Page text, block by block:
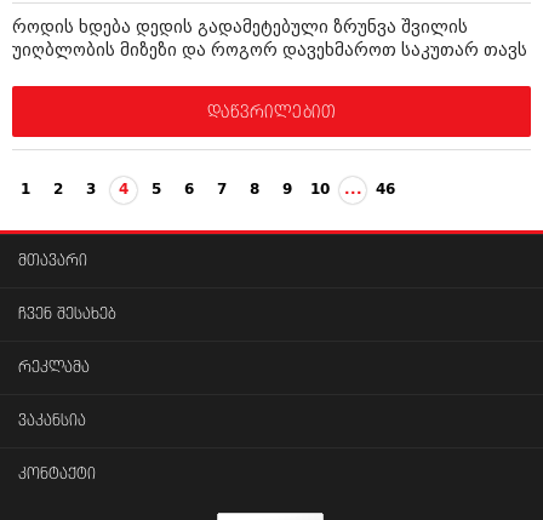
როდის ხდება დედის გადამეტებული ზრუნვა შვილის
უიღბლობის მიზეზი და როგორ დავეხმაროთ საკუთარ თავს
დაწვრილებით
1 2 3 4 5 6 7 8 9 10 ... 46
მთავარი
ჩვენ შესახებ
რეკლამა
ვაკანსია
კონტაქტი